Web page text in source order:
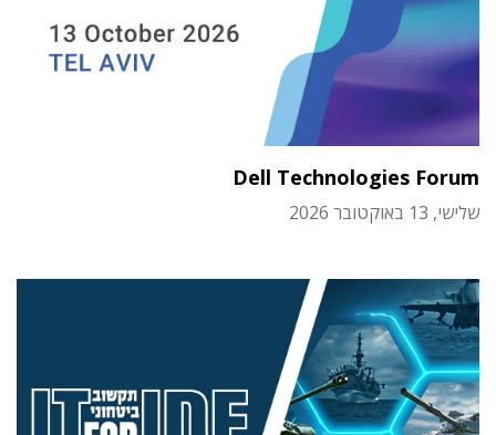
Dell Technologies Forum
שלישי, 13 באוקטובר 2026